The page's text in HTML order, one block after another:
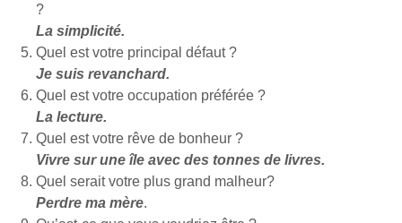
?
La simplicité.
Quel est votre principal défaut ?
Je suis revanchard.
Quel est votre occupation préférée ?
La lecture.
Quel est votre rêve de bonheur ?
Vivre sur une île avec des tonnes de livres.
Quel serait votre plus grand malheur?
Perdre ma mère.